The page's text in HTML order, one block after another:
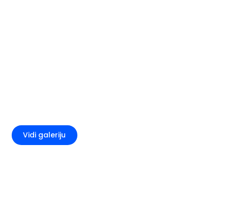
Vidi galeriju